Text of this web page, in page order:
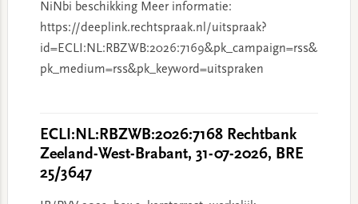
NiNbi beschikking Meer informatie:
https://deeplink.rechtspraak.nl/uitspraak?
id=ECLI:NL:RBZWB:2026:7169&pk_campaign=rss&
pk_medium=rss&pk_keyword=uitspraken
ECLI:NL:RBZWB:2026:7168 Rechtbank
Zeeland-West-Brabant, 31-07-2026, BRE
25/3647